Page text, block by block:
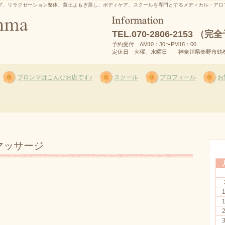
リラクゼーション整体、黄土よもぎ蒸し、ボディケア、スクールを専門とするメディカル・ア
TEL.070-2806-2153 （完全
予約受付 AM10：30〜PM18：00
定休日 火曜、水曜日 神奈川県秦野市鶴
ブロンマはこんなお店です♪ スクール プロフィール お
ッサージ